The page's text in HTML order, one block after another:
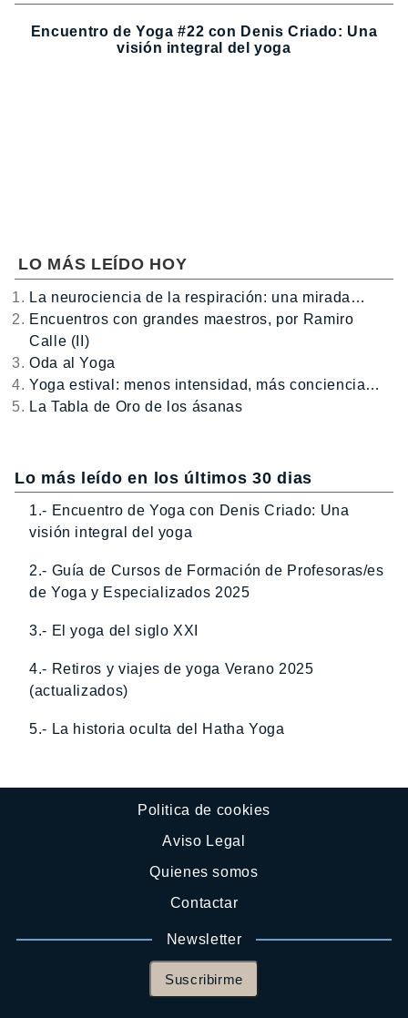
Encuentro de Yoga #22 con Denis Criado: Una
visión integral del yoga
LO MÁS LEÍDO HOY
La neurociencia de la respiración: una mirada…
Encuentros con grandes maestros, por Ramiro
Calle (II)
Oda al Yoga
Yoga estival: menos intensidad, más conciencia…
La Tabla de Oro de los ásanas
Lo más leído en los últimos 30 dias
1.- Encuentro de Yoga con Denis Criado: Una
visión integral del yoga
2.- Guía de Cursos de Formación de Profesoras/es
de Yoga y Especializados 2025
3.- El yoga del siglo XXI
4.- Retiros y viajes de yoga Verano 2025
(actualizados)
5.- La historia oculta del Hatha Yoga
Politica de cookies
Aviso Legal
Quienes somos
Contactar
Newsletter
Suscribirme